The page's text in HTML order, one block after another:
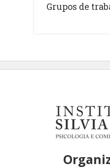
Grupos de